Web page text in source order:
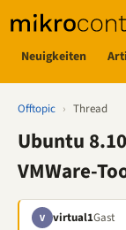
Neuigkeiten
Offtopic › Thread
Ubuntu
VMWare-
V virtual1Gast